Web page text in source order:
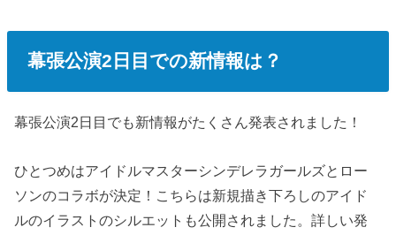
幕張公演2日目での新情報は？
幕張公演2日目でも新情報がたくさん発表されました！
ひとつめはアイドルマスターシンデレラガールズとロー
ソンのコラボが決定！こちらは新規描き下ろしのアイド
ルのイラストのシルエットも公開されました。詳しい発